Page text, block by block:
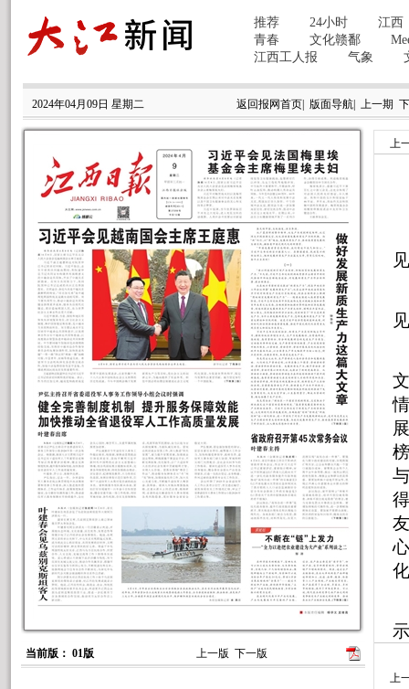
2024年04月09日 星期二 返回报网首页| 版面导航| 上一期
当前版： 01版 上一版 下一版
上
上